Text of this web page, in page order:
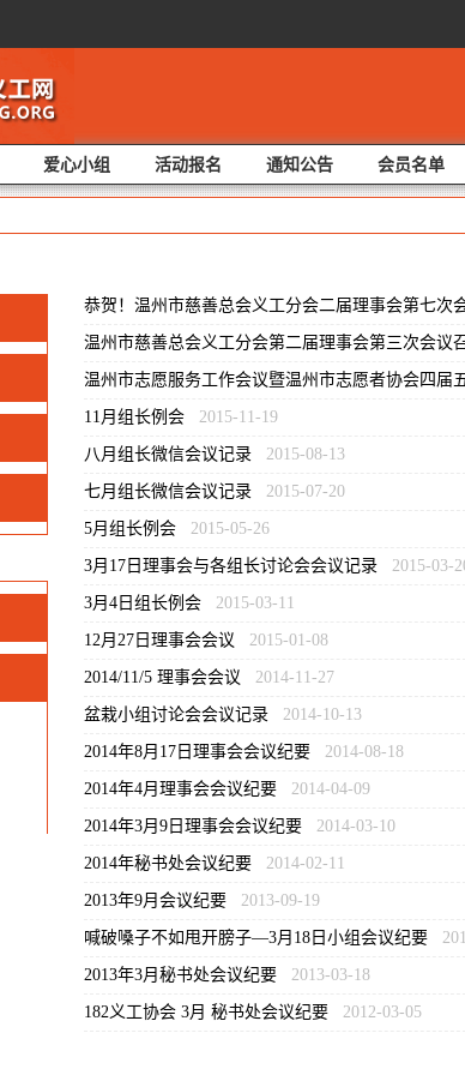
爱心小组 活动报名 通知公告 会员名单
恭贺！温州市慈善总会义工分会二届理事会第七次
温州市慈善总会义工分会第二届理事会第三次会议
温州市志愿服务工作会议暨温州市志愿者协会四届
11月组长例会 2015-11-19
八月组长微信会议记录 2015-08-13
七月组长微信会议记录 2015-07-20
5月组长例会 2015-05-26
3月17日理事会与各组长讨论会会议记录 2015-03-
3月4日组长例会 2015-03-11
12月27日理事会会议 2015-01-08
2014/11/5 理事会会议 2014-11-27
盆栽小组讨论会会议记录 2014-10-13
2014年8月17日理事会会议纪要 2014-08-18
2014年4月理事会会议纪要 2014-04-09
2014年3月9日理事会会议纪要 2014-03-10
2014年秘书处会议纪要 2014-02-11
2013年9月会议纪要 2013-09-19
喊破嗓子不如甩开膀子—3月18日小组会议纪要
2013年3月秘书处会议纪要 2013-03-18
182义工协会 3月 秘书处会议纪要 2012-03-05